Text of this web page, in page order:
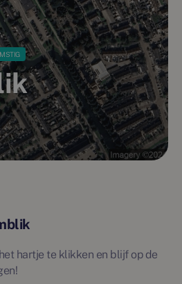
hartje te klikken en blijf op de